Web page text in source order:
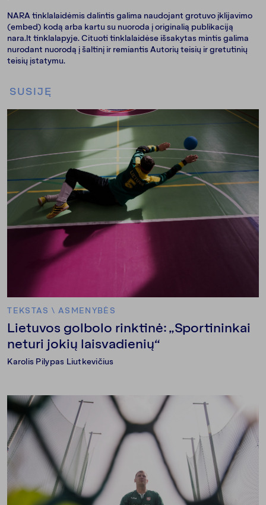
NARA tinklalaidėmis dalintis galima naudojant grotuvo įklijavimo
(embed) kodą arba kartu su nuoroda į originalią publikaciją
nara.lt tinklalapyje. Cituoti tinklalaidėse išsakytas mintis galima
nurodant nuorodą į šaltinį ir remiantis Autorių teisių ir gretutinių
teisių įstatymu.
SUSIJĘ
TEKSTAS \ ASMENYBĖS
Lietuvos golbolo rinktinė: „Sportininkai
neturi jokių laisvadienių“
Karolis Pilypas Liutkevičius